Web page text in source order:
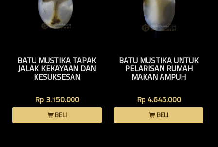
BATU MUSTIKA TAPAK
JALAK KEKAYAAN DAN
KESUKSESAN
Rp 3.150.000
BELI
BATU MUSTIKA UNTUK
PELARISAN RUMAH
MAKAN AMPUH
Rp 4.645.000
BELI